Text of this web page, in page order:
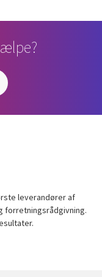
leverandører af
forretningsrådgivning.